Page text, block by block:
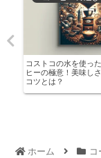
コストコの水を使っ
ヒーの極意！美味し
コツとは？
ホーム